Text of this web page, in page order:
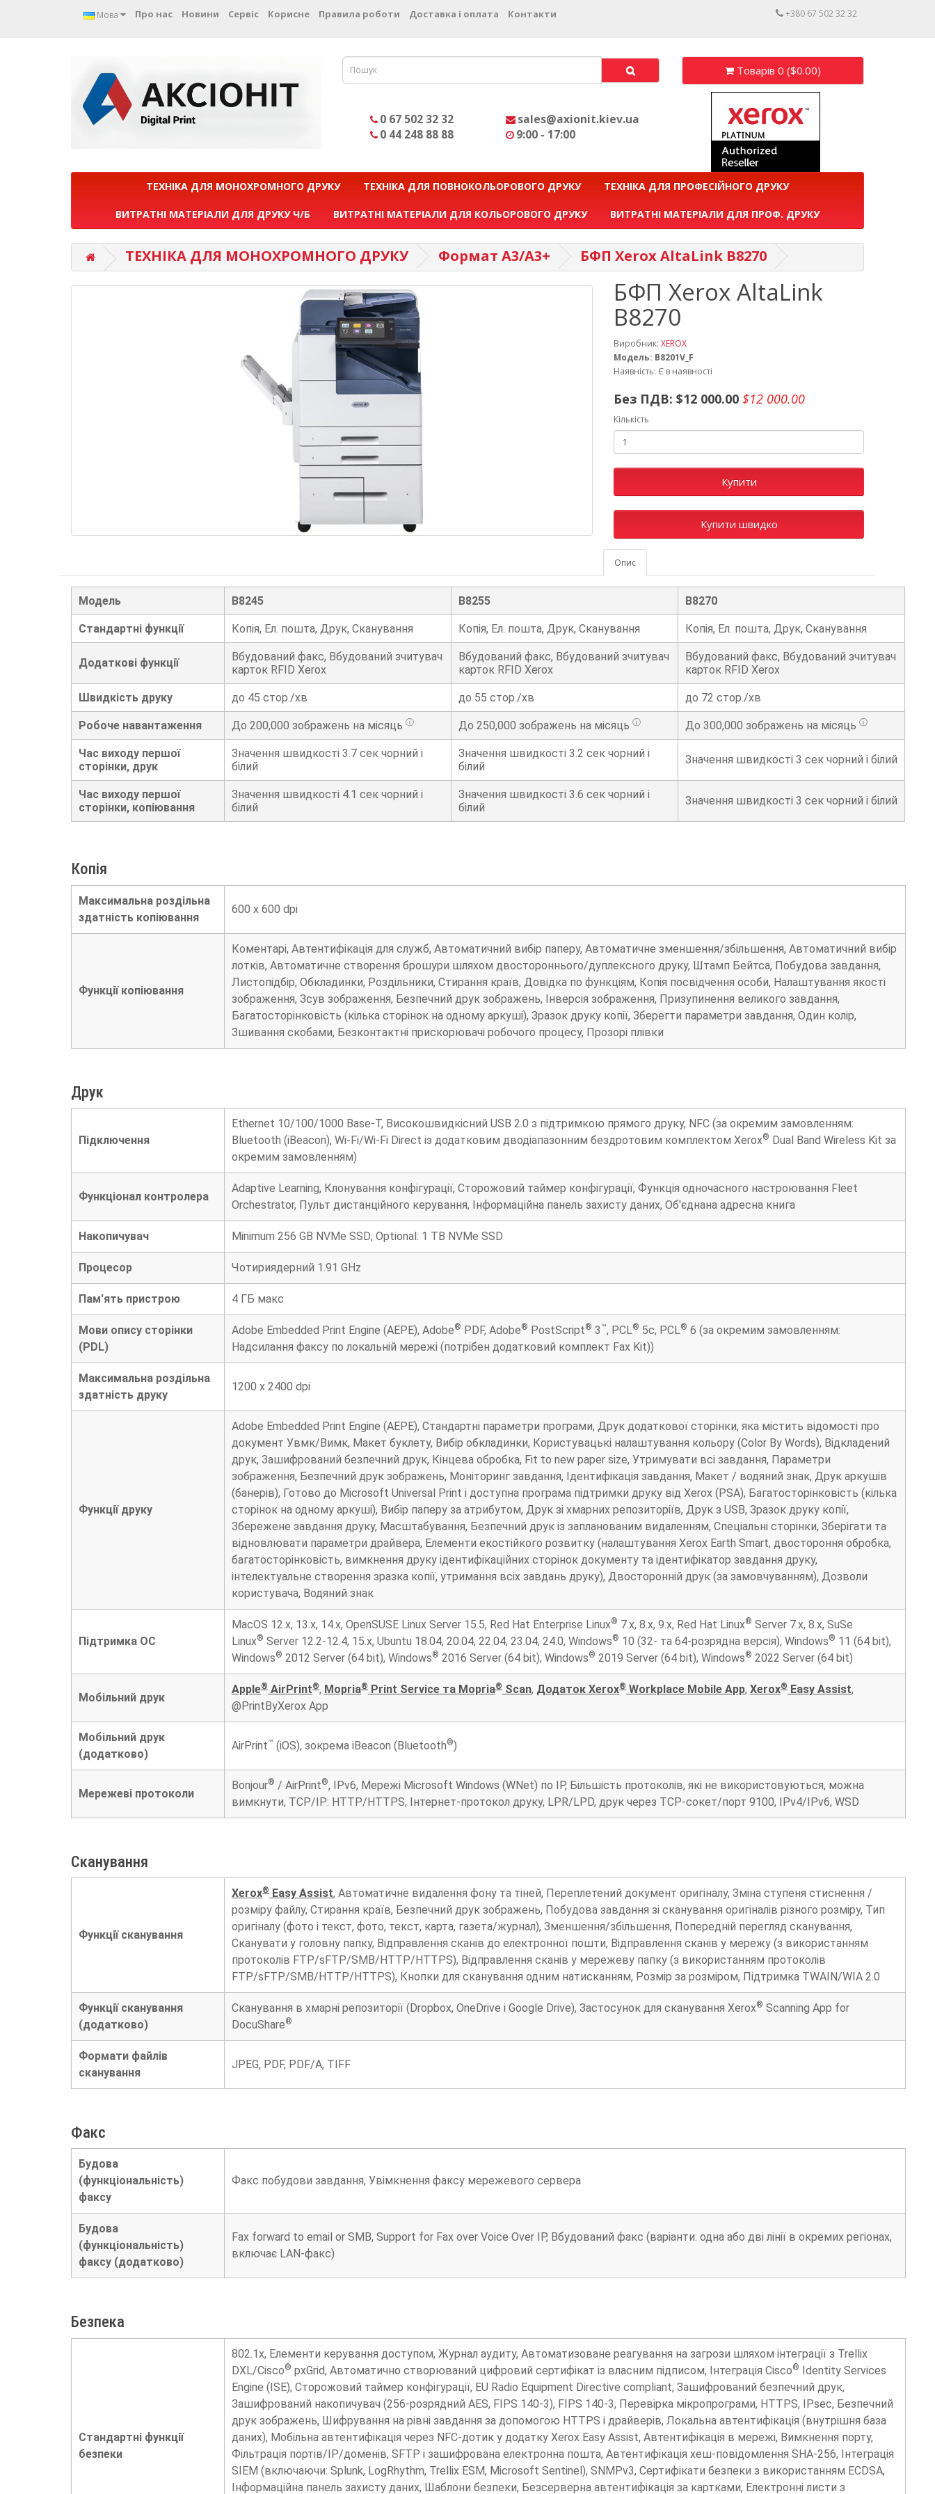
Мова Про нас Новини Сервіс Корисне Правила роботи Доставка і оплата Контакти +380 67 502 32 32
Товарів 0 ($0.00)
0 67 502 32 32
0 44 248 88 88
sales@axionit.kiev.ua
9:00 - 17:00
ТЕХНІКА ДЛЯ МОНОХРОМНОГО ДРУКУ ТЕХНІКА ДЛЯ ПОВНОКОЛЬОРОВОГО ДРУКУ ТЕХНІКА ДЛЯ ПРОФЕСІЙНОГО ДРУКУ
ВИТРАТНІ МАТЕРІАЛИ ДЛЯ ДРУКУ Ч/Б ВИТРАТНІ МАТЕРІАЛИ ДЛЯ КОЛЬОРОВОГО ДРУКУ ВИТРАТНІ МАТЕРІАЛИ ДЛЯ ПРОФ. ДРУКУ
ТЕХНІКА ДЛЯ МОНОХРОМНОГО ДРУКУ Формат А3/A3+ БФП Xerox AltaLink B8270
БФП Xerox AltaLink
B8270
Виробник: XEROX
Модель: B8201V_F
Наявність: Є в наявності
Без ПДВ: $12 000.00 $12 000.00
Кількість
Купити
Купити швидко
Опис
Модель B8245 B8255 B8270
Стандартні функції Копія, Ел. пошта, Друк, Сканування Копія, Ел. пошта, Друк, Сканування Копія, Ел. пошта, Друк, Сканування
Додаткові функції
Вбудований факс, Вбудований зчитувач
карток RFID Xerox
Вбудований факс, Вбудований зчитувач
карток RFID Xerox
Вбудований факс, Вбудований зчитувач
карток RFID Xerox
Швидкість друку до 45 стор./хв до 55 стор./хв до 72 стор./хв
Робоче навантаження До 200,000 зображень на місяць ⓘ До 250,000 зображень на місяць ⓘ До 300,000 зображень на місяць ⓘ
Час виходу першої
сторінки, друк
Значення швидкості 3.7 сек чорний і
білий
Значення швидкості 3.2 сек чорний і
білий
Значення швидкості 3 сек чорний і білий
Час виходу першої
сторінки, копіювання
Значення швидкості 4.1 сек чорний і
білий
Значення швидкості 3.6 сек чорний і
білий
Значення швидкості 3 сек чорний і білий
Копія
Максимальна роздільна
здатність копіювання
600 x 600 dpi
Функції копіювання
Коментарі, Автентифікація для служб, Автоматичний вибір паперу, Автоматичне зменшення/збільшення, Автоматичний вибір
лотків, Автоматичне створення брошури шляхом двостороннього/дуплексного друку, Штамп Бейтса, Побудова завдання,
Листопідбір, Обкладинки, Роздільники, Стирання країв, Довідка по функціям, Копія посвідчення особи, Налаштування якості
зображення, Зсув зображення, Безпечний друк зображень, Інверсія зображення, Призупинення великого завдання,
Багатосторінковість (кілька сторінок на одному аркуші), Зразок друку копії, Зберегти параметри завдання, Один колір,
Зшивання скобами, Безконтактні прискорювачі робочого процесу, Прозорі плівки
Друк
Підключення
Ethernet 10/100/1000 Base-T, Високошвидкісний USB 2.0 з підтримкою прямого друку, NFC (за окремим замовленням:
Bluetooth (iBeacon), Wi-Fi/Wi-Fi Direct із додатковим дводіапазонним бездротовим комплектом Xerox® Dual Band Wireless Kit за
окремим замовленням)
Функціонал контролера
Adaptive Learning, Клонування конфігурації, Сторожовий таймер конфігурації, Функція одночасного настроювання Fleet
Orchestrator, Пульт дистанційного керування, Інформаційна панель захисту даних, Об'єднана адресна книга
Накопичувач Minimum 256 GB NVMe SSD; Optional: 1 TB NVMe SSD
Процесор Чотириядерний 1.91 GHz
Пам'ять пристрою 4 ГБ макс
Мови опису сторінки
(PDL)
Adobe Embedded Print Engine (AEPE), Adobe® PDF, Adobe® PostScript® 3 ™, PCL® 5c, PCL® 6 (за окремим замовленням:
Надсилання факсу по локальній мережі (потрібен додатковий комплект Fax Kit))
Максимальна роздільна
здатність друку
1200 x 2400 dpi
Функції друку
Adobe Embedded Print Engine (AEPE), Стандартні параметри програми, Друк додаткової сторінки, яка містить відомості про
документ Увмк/Вимк, Макет буклету, Вибір обкладинки, Користувацькі налаштування кольору (Color By Words), Відкладений
друк, Зашифрований безпечний друк, Кінцева обробка, Fit to new paper size, Утримувати всі завдання, Параметри
зображення, Безпечний друк зображень, Моніторинг завдання, Ідентифікація завдання, Макет / водяний знак, Друк аркушів
(банерів), Готово до Microsoft Universal Print і доступна програма підтримки друку від Xerox (PSA), Багатосторінковість (кілька
сторінок на одному аркуші), Вибір паперу за атрибутом, Друк зі хмарних репозиторіїв, Друк з USB, Зразок друку копії,
Збережене завдання друку, Масштабування, Безпечний друк із запланованим видаленням, Спеціальні сторінки, Зберігати та
відновлювати параметри драйвера, Елементи екостійкого розвитку (налаштування Xerox Earth Smart, двостороння обробка,
багатосторінковість, вимкнення друку ідентифікаційних сторінок документу та ідентифікатор завдання друку,
інтелектуальне створення зразка копії, утримання всіх завдань друку), Двосторонній друк (за замовчуванням), Дозволи
користувача, Водяний знак
Підтримка ОС
MacOS 12.x, 13.x, 14.x, OpenSUSE Linux Server 15.5, Red Hat Enterprise Linux® 7.x, 8.x, 9.x, Red Hat Linux® Server 7.x, 8.x, SuSe
Linux® Server 12.2-12.4, 15.x, Ubuntu 18.04, 20.04, 22.04, 23.04, 24.0, Windows® 10 (32- та 64-розрядна версія), Windows® 11 (64 bit),
Windows® 2012 Server (64 bit), Windows® 2016 Server (64 bit), Windows® 2019 Server (64 bit), Windows® 2022 Server (64 bit)
Мобільний друк
Apple® AirPrint®, Mopria® Print Service та Mopria® Scan, Додаток Xerox® Workplace Mobile App, Xerox® Easy Assist,
@PrintByXerox App
Мобільний друк
(додатково)
AirPrint™ (iOS), зокрема iBeacon (Bluetooth®)
Мережеві протоколи
Bonjour® / AirPrint®, IPv6, Мережі Microsoft Windows (WNet) по IP, Більшість протоколів, які не використовуються, можна
вимкнути, TCP/IP: HTTP/HTTPS, Інтернет-протокол друку, LPR/LPD, друк через TCP-сокет/порт 9100, IPv4/IPv6, WSD
Сканування
Функції сканування
Xerox® Easy Assist, Автоматичне видалення фону та тіней, Переплетений документ оригіналу, Зміна ступеня стиснення /
розміру файлу, Стирання країв, Безпечний друк зображень, Побудова завдання зі сканування оригіналів різного розміру, Тип
оригіналу (фото і текст, фото, текст, карта, газета/журнал), Зменшення/збільшення, Попередній перегляд сканування,
Сканувати у головну папку, Відправлення сканів до електронної пошти, Відправлення сканів у мережу (з використанням
протоколів FTP/sFTP/SMB/HTTP/HTTPS), Відправлення сканів у мережеву папку (з використанням протоколів
FTP/sFTP/SMB/HTTP/HTTPS), Кнопки для сканування одним натисканням, Розмір за розміром, Підтримка TWAIN/WIA 2.0
Функції сканування
(додатково)
Сканування в хмарні репозиторії (Dropbox, OneDrive і Google Drive), Застосунок для сканування Xerox® Scanning App for
DocuShare®
Формати файлів
сканування
JPEG, PDF, PDF/A, TIFF
Факс
Будова
(функціональність)
факсу
Факс побудови завдання, Увімкнення факсу мережевого сервера
Будова
(функціональність)
факсу (додатково)
Fax forward to email or SMB, Support for Fax over Voice Over IP, Вбудований факс (варіанти: одна або дві лінії в окремих регіонах,
включає LAN-факс)
Безпека
Стандартні функції
безпеки
802.1x, Елементи керування доступом, Журнал аудиту, Автоматизоване реагування на загрози шляхом інтеграції з Trellix
DXL/Cisco® pxGrid, Автоматично створюваний цифровий сертифікат із власним підписом, Інтеграція Cisco® Identity Services
Engine (ISE), Сторожовий таймер конфігурації, EU Radio Equipment Directive compliant, Зашифрований безпечний друк,
Зашифрований накопичувач (256-розрядний AES, FIPS 140-3), FIPS 140-3, Перевірка мікропрограми, HTTPS, IPsec, Безпечний
друк зображень, Шифрування на рівні завдання за допомогою HTTPS і драйверів, Локальна автентифікація (внутрішня база
даних), Мобільна автентифікація через NFC-дотик у додатку Xerox Easy Assist, Автентифікація в мережі, Вимкнення порту,
Фільтрація портів/IP/доменів, SFTP і зашифрована електронна пошта, Автентифікація хеш-повідомлення SHA-256, Інтеграція
SIEM (включаючи: Splunk, LogRhythm, Trellix ESM, Microsoft Sentinel), SNMPv3, Сертифікати безпеки з використанням ECDSA,
Інформаційна панель захисту даних, Шаблони безпеки, Безсерверна автентифікація за картками, Електронні листи з